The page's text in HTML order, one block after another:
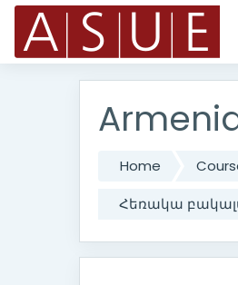
Skip to main content
Home
Հեռակա